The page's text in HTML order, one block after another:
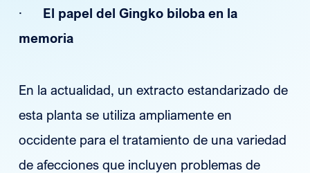
· El papel del Gingko biloba en la
memoria
En la actualidad, un extracto estandarizado de
esta planta se utiliza ampliamente en
occidente para el tratamiento de una variedad
de afecciones que incluyen problemas de